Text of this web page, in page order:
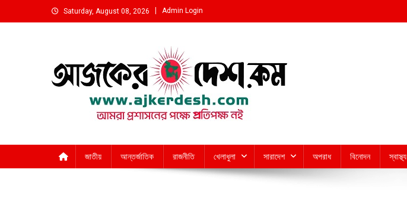
to
Saturday, August 08, 2026 Admin Login
জাতীয় আন্তর্জাতিক রাজনীতি খেলাধুলা সারাদেশ অপরাধ বিনোদন স্বাস্থ্য